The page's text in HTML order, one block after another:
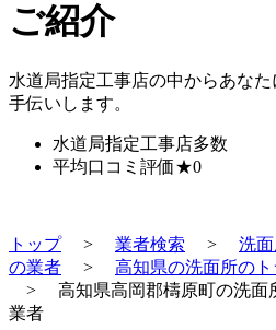
ご紹介
水道局指定工事店の中からあな
手伝いします。
水道局指定工事店多数
平均口コミ評価★0
トップ> 業者検索 > 洗
の業者 > 高知県の洗面所の
> 高知県高岡郡檮原町の洗
業者